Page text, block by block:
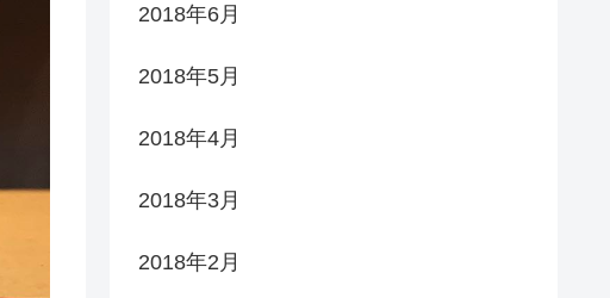
2018年6月
2018年5月
2018年4月
2018年3月
2018年2月